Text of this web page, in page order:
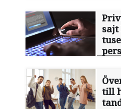
sajt
till